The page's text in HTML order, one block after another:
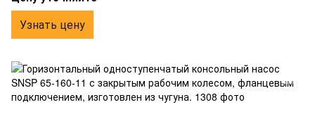
Узнать цену